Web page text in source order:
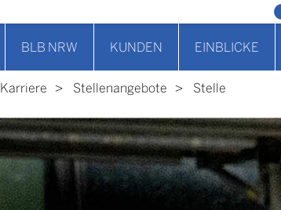
BLB NRW KUNDEN EINBLICKE
Karriere Stellenangebote Stelle